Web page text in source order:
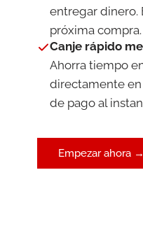
entregar dinero.
próxima compra.
Canje rápido
Ahorra tiempo
directamente en
de pago al
Empezar ahora →